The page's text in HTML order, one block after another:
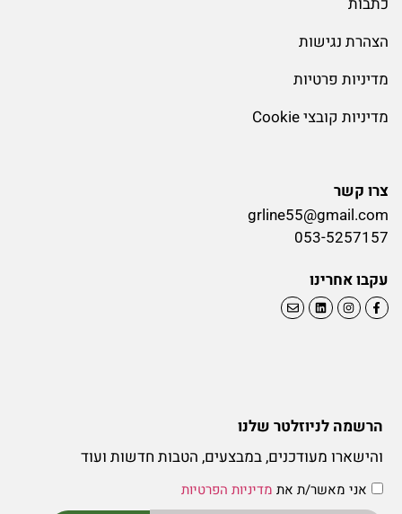
הצהרת נגישות
מדיניות פרטיות
מדיניות קובצי Cookie
צרו קשר
grline55@gmail.com
053-5257157
עקבו אחרינו
הרשמה לניוזלטר שלנו
והישארו מעודכנים, במבצעים, הטבות חדשות ועוד
אני מאשר/ת את מדיניות הפרטיות